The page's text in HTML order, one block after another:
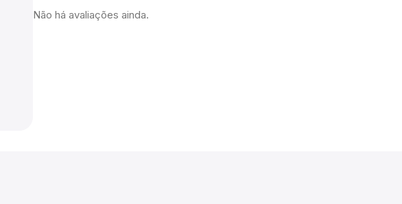
Não há avaliações ainda.